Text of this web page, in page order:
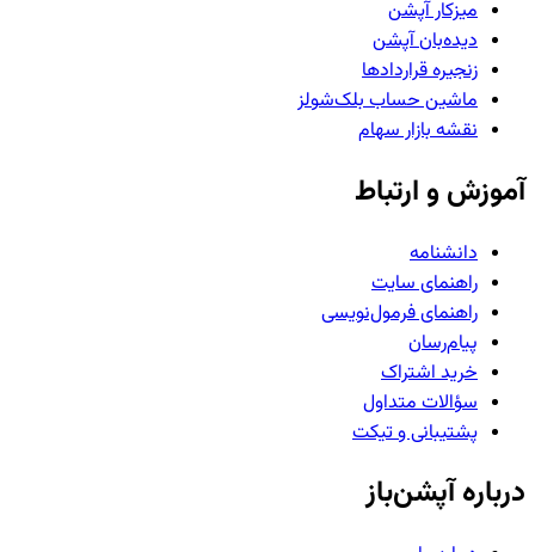
میزکار آپشن
دیده‌بان آپشن
زنجیره قراردادها
ماشین حساب بلک‌شولز
نقشه بازار سهام
آموزش و ارتباط
دانشنامه
راهنمای سایت
راهنمای فرمول‌نویسی
پیام‌رسان
خرید اشتراک
سؤالات متداول
پشتیبانی و تیکت
درباره آپشن‌باز